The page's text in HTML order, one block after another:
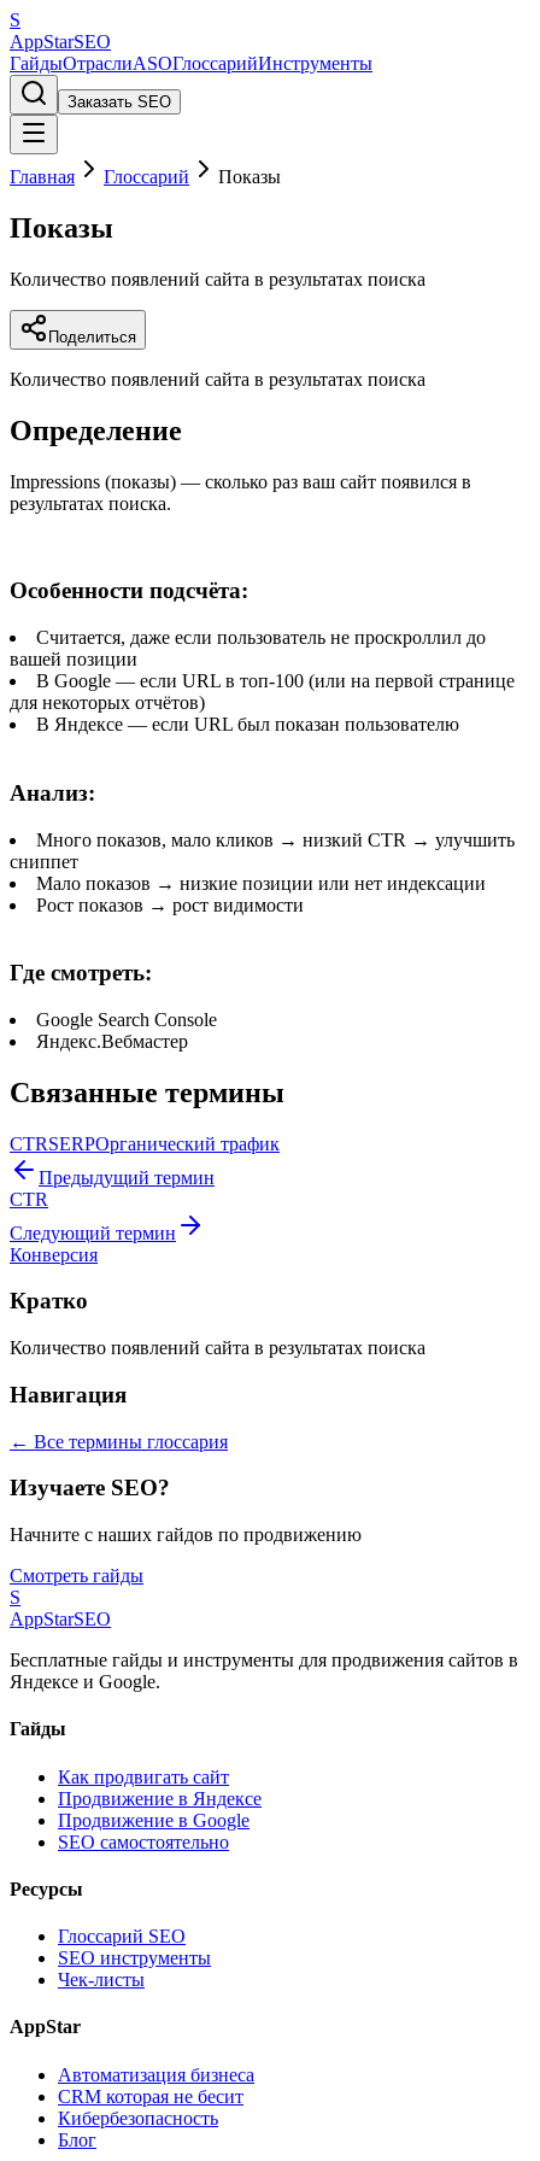
S
AppStarSEO
ГайдыОтраслиASOГлоссарийИнструменты
Заказать SEO
Главная Глоссарий Показы
Показы
Количество появлений сайта в результатах поиска
Поделиться
Количество появлений сайта в результатах поиска
Определение
Impressions (показы) — сколько раз ваш сайт появился в
результатах поиска.
Особенности подсчёта:
Считается, даже если пользователь не проскроллил до
вашей позиции
В Google — если URL в топ-100 (или на первой странице
для некоторых отчётов)
В Яндексе — если URL был показан пользователю
Анализ:
Много показов, мало кликов → низкий CTR → улучшить
сниппет
Мало показов → низкие позиции или нет индексации
Рост показов → рост видимости
Где смотреть:
Google Search Console
Яндекс.Вебмастер
Связанные термины
CTRSERPОрганический трафик
Предыдущий термин
CTR
Следующий термин
Конверсия
Кратко
Количество появлений сайта в результатах поиска
Навигация
← Все термины глоссария
Изучаете SEO?
Начните с наших гайдов по продвижению
Смотреть гайды
S
AppStarSEO
Бесплатные гайды и инструменты для продвижения сайтов в
Яндексе и Google.
Гайды
Как продвигать сайт
Продвижение в Яндексе
Продвижение в Google
SEO самостоятельно
Ресурсы
Глоссарий SEO
SEO инструменты
Чек-листы
AppStar
Автоматизация бизнеса
CRM которая не бесит
Кибербезопасность
Блог